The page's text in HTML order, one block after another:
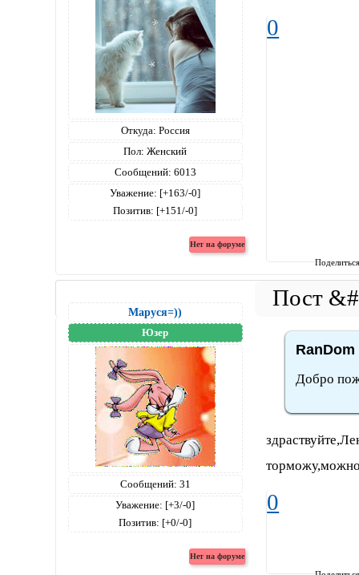
Откуда: Россия
Пол: Женский
Сообщений: 6013
Уважение: [+163/-0]
Позитив: [+151/-0]
0
Маруся=))
Юзер
Сообщений: 31
Уважение: [+3/-0]
Позитив: [+0/-0]
Добро
0